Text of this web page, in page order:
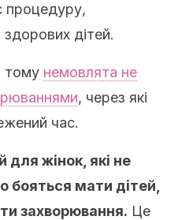
процедуру,
дітей.
тому немовлята не
, через які
час.
для жінок, які не
бояться мати дітей,
захворювання. Це